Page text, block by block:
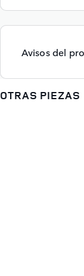
Avisos del
OTRAS PIEZAS